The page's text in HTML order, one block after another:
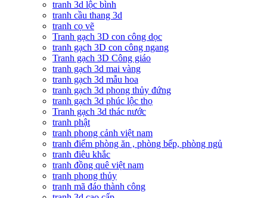
tranh 3d lộc bình
tranh cầu thang 3d
tranh cọ vẽ
Tranh gạch 3D con công dọc
tranh gạch 3D con công ngang
Tranh gạch 3D Công giáo
tranh gạch 3d mai vàng
tranh gạch 3d mẫu hoa
tranh gạch 3d phong thủy đứng
tranh gạch 3d phúc lộc thọ
Tranh gạch 3d thác nước
tranh phật
tranh phong cảnh việt nam
tranh điểm phòng ăn , phòng bếp, phòng ngủ
tranh điêu khắc
tranh đồng quê việt nam
tranh phong thủy
tranh mã đáo thành công